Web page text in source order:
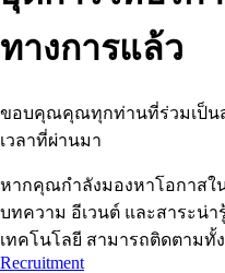
ทางการแล้ว
ขอบคุณคุณทุกท่านที่ร่วมเป็น
เวลาที่ผ่านมา
หากคุณกำลังมองหาโอกาสใ
บทความ อีเวนต์ และสาระน่า
เทคโนโลยี สามารถติดตามทั้
Recruitment